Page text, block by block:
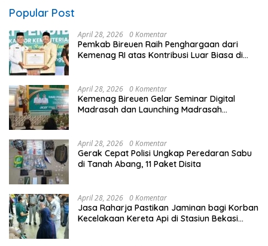
Popular Post
April 28, 2026 0 Komentar
Pemkab Bireuen Raih Penghargaan dari
Kemenag RI atas Kontribusi Luar Biasa di
April 28, 2026 0 Komentar
Kemenag Bireuen Gelar Seminar Digital
Madrasah dan Launching Madrasah
April 28, 2026 0 Komentar
Gerak Cepat Polisi Ungkap Peredaran Sabu
di Tanah Abang, 11 Paket Disita
April 28, 2026 0 Komentar
Jasa Raharja Pastikan Jaminan bagi Korban
Kecelakaan Kereta Api di Stasiun Bekasi